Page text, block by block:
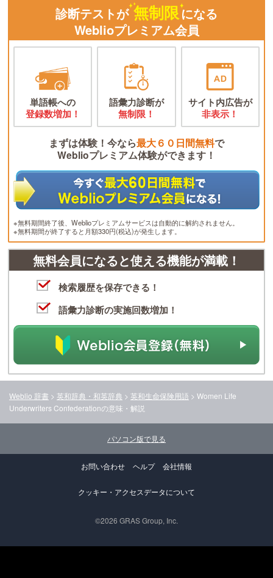
診断テストが 無制限になる
Weblioプレミアム会員
単語帳への
登録数増加！
語彙力診断が
無制限！
サイト内広告が
非表示！
まずは体験！今なら最大６０日間無料で
Weblioプレミアム体験ができます！
※無料期間終了後、Weblioプレミアムサービスは自動的に解約されません。
※無料期間が終了すると月額330円(税込)が発生します。
無料会員になると使える機能が満載！
検索履歴を保存できる！
語彙力診断の実施回数増加！
Weblio 辞書 > 英和辞典・和英辞典 > 英和生命保険用語 > Women Life
Underwriters Confederationの意味・解説
パソコン版で見る
お問い合わせ ヘルプ 会社情報
クッキー・アクセスデータについて
©2026 GRAS Group, Inc.